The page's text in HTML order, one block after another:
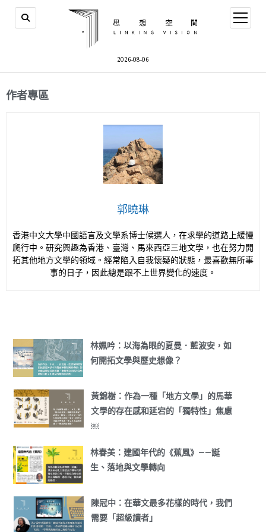
2026-08-06
作者專區
郭曉琳
香港中文大學中國語言及文學系博士候選人，在求學的道路上緩慢
爬行中。研究興趣為香港、臺灣、馬來西亞三地文學，也在努力開
拓其他地方文學的領域。經常陷入自我懷疑的狀態，最喜歡無所事
事的日子，因此總是跟不上世界變化的速度。
林姵吟：以海為眼的夏曼．藍波安，如
何開拓文學與歷史想像？
黃錦樹：作為一種「地方文學」的馬華
文學的存在感和延宕的「獨特性」焦慮
￼
林春美：建國年代的《蕉風》——誕
生、落地與文學轉向
陳冠中：在華文最多花樣的時代，我們
需要「超級讀者」